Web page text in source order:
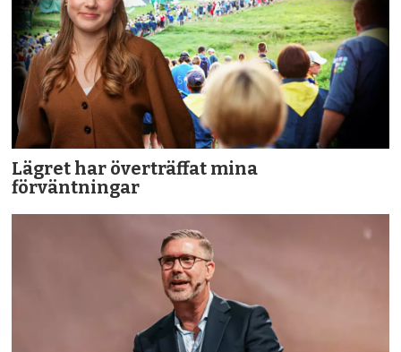
Lägret har överträffat mina
förväntningar